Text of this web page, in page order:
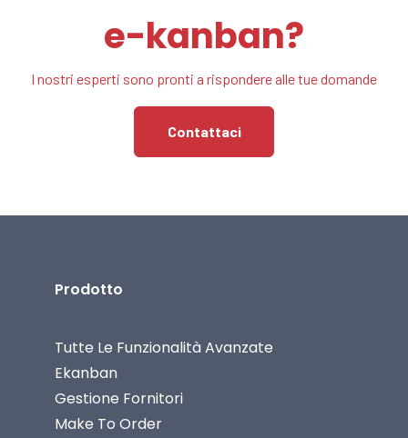
e-kanban?
I nostri esperti sono pronti a rispondere alle tue domande
Contattaci
Prodotto
Tutte Le Funzionalità Avanzate
Ekanban
Gestione Fornitori
Make To Order